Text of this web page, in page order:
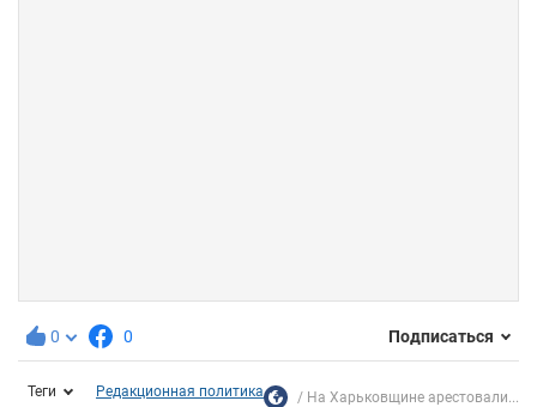
0 0 Подписаться
Теги Редакционная политика На Харьковщине арестовали...